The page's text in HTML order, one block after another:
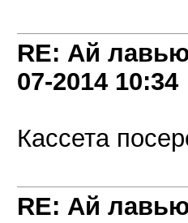
RE: Ай
07-2014 10:34
Кассета
RE: Ай